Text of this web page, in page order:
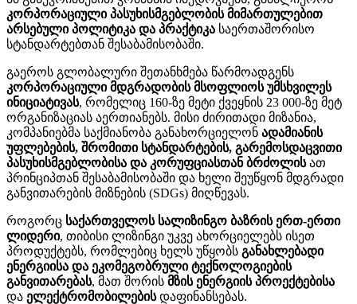
კორპორაციულიპასუხისმგებლობისმიმართულებით
არსებულიპოლიტიკა და პრაქტიკა საერთაშორისო
სტანდარტებთან შესაბამისობაში.
გაეროს გლობალური შეთანხმება წარმოადგენს
კორპორაციულიმდგრადობისმსოფლიოსუმსხვილეს
ინიციატივას, რომელიც 160-ზე მეტი ქვეყნის 23 000-ზე მეტ
ორგანიზაციას აერთიანებს. მისი ძირითადი მიზანია,
კომპანიებმა საქმიანობა განახორციელონ ადამიანის
უფლებების, შრომითი სტანდარტების, გარემოსდაცვითი
პასუხისმგებლობისა და კორუფციასთანბრძოლისათ
პრინციპთან შესაბამისობაში და ხელი შეუწყონ მდგრადი
განვითარების მიზნების (SDGs) მიღწევას.
როგორც საქართველოს სალიზინგო ბაზრის ერთ-ერთი
ლიდერი, თიბისი ლიზინგი უკვე ახორციელებს ისეთ
პროდუქტებს, რომლებიც ხელს უწყობს განახლებადი
ენერგიისა და ეკომეგობრულიტექნოლოგიების
განვითარებას, მათ შორის მზის ენერგიისპროექტებისა
და ელექტრომობილებისდაფინანსებას.